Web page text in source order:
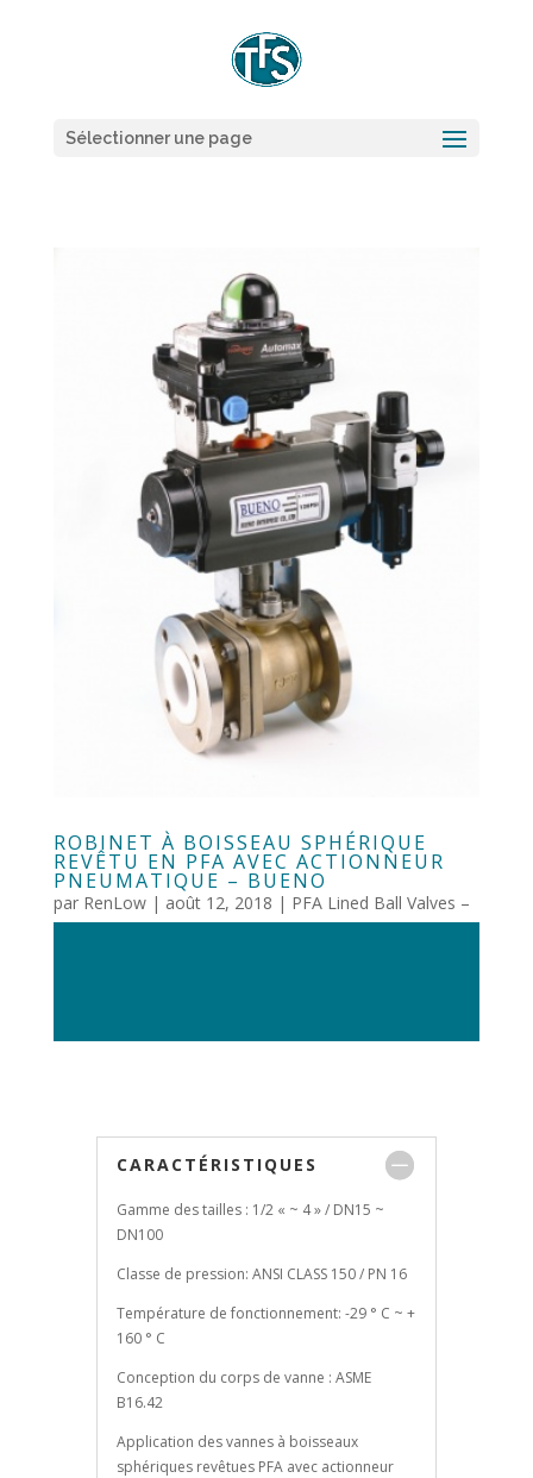
Sélectionner une page
ROBINET À BOISSEAU SPHÉRIQUE
REVÊTU EN PFA AVEC ACTIONNEUR
PNEUMATIQUE – BUENO
par RenLow| août 12, 2018 | PFA Lined Ball Valves –
Bueno
CARACTÉRISTIQUES
Gamme des tailles : 1/2 « ~ 4 » / DN15 ~
DN100
Classe de pression: ANSI CLASS 150 / PN 16
Température de fonctionnement: -29 ° C ~ +
160 ° C
Conception du corps de vanne : ASME
B16.42
Application des vannes à boisseaux
sphériques revêtues PFA avec actionneur